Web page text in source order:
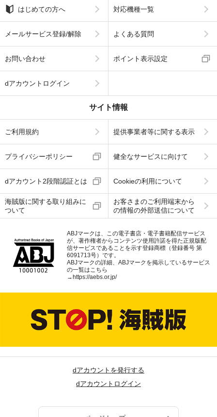
はじめての方へ 対応機種一覧
メールサービス登録/解除 よくある質問
お問い合わせ ポイント表示設定
dアカウントログイン
サイト情報
ご利用規約 提供事業者等に関する表示
プライバシーポリシー 健全なサービスに向けて
dアカウント2段階認証とは Cookieの利用について
海賊版に関する取り組みに
ついて
お客さまのご利用端末から
の情報の外部送信について
ABJマークは、この電子書店・電子書籍配信サービス
が、著作権者からコンテンツ使用許諾を得た正規版配
信サービスであることを示す登録商標（登録番号 第
6091713号）です。
ABJマークの詳細、ABJマークを掲示しているサービス
の一覧はこちら
→ https://aebs.or.jp/
dアカウントを発行する
dアカウントログイン